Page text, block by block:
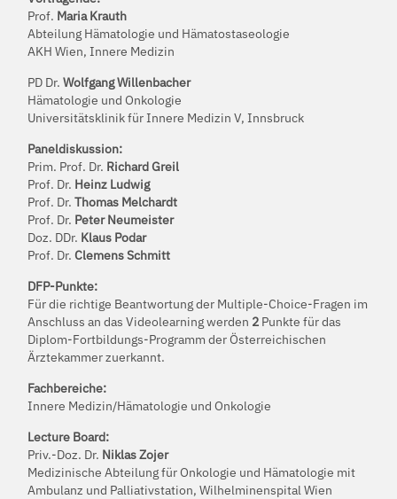
Prof. Maria Krauth
Abteilung Hämatologie und Hämatostaseologie
AKH Wien, Innere Medizin
PD Dr.Wolfgang Willenbacher
Hämatologie und Onkologie
Universitätsklinik für Innere Medizin V, Innsbruck
Paneldiskussion:
Prim. Prof. Dr. Richard Greil
Prof. Dr. Heinz Ludwig
Prof. Dr.Thomas Melchardt
Prof. Dr. Peter Neumeister
Doz. DDr. Klaus Podar
Prof. Dr.Clemens Schmitt
DFP-Punkte:
Für die richtige Beantwortung der Multiple-Choice-Fragen im
Anschluss an das Videolearning werden 2 Punkte für das
Diplom-Fortbildungs-Programm der Österreichischen
Ärztekammer zuerkannt.
Fachbereiche:
Innere Medizin/Hämatologie und Onkologie
Lecture Board:
Priv.-Doz. Dr. Niklas Zojer
Medizinische Abteilung für Onkologie und Hämatologie mit
Ambulanz und Palliativstation, Wilhelminenspital Wien